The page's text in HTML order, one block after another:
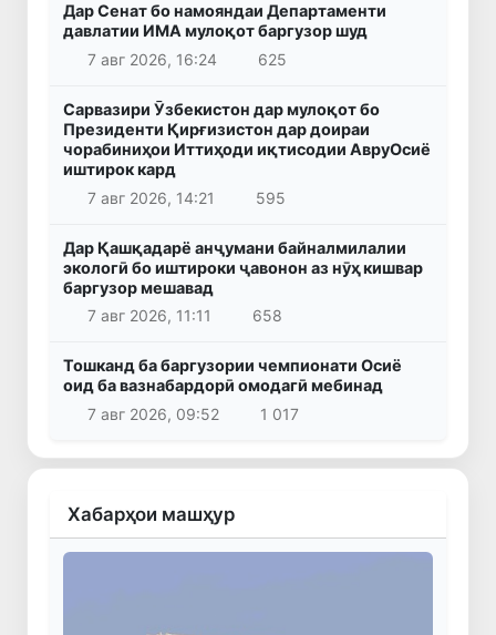
Дар Сенат бо намояндаи Департаменти
давлатии ИМА мулоқот баргузор шуд
7 авг 2026, 16:24
625
Сарвазири Ӯзбекистон дар мулоқот бо
Президенти Қирғизистон дар доираи
чорабиниҳои Иттиҳоди иқтисодии АвруОсиё
иштирок кард
7 авг 2026, 14:21
595
Дар Қашқадарё анҷумани байналмилалии
экологӣ бо иштироки ҷавонон аз нӯҳ кишвар
баргузор мешавад
7 авг 2026, 11:11
658
Тошканд ба баргузории чемпионати Осиё
оид ба вазнабардорӣ омодагӣ мебинад
7 авг 2026, 09:52
1 017
Хабарҳои машҳур